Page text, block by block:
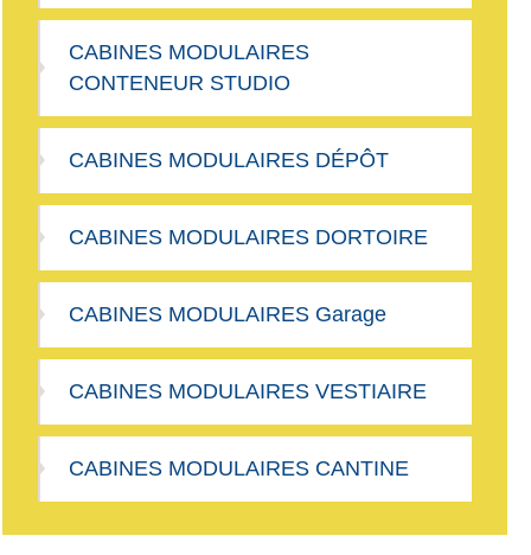
CABINES MODULAIRES
CONTENEUR STUDIO
CABINES MODULAIRES DÉPÔT
CABINES MODULAIRES DORTOIRE
CABINES MODULAIRES Garage
CABINES MODULAIRES VESTIAIRE
CABINES MODULAIRES CANTINE